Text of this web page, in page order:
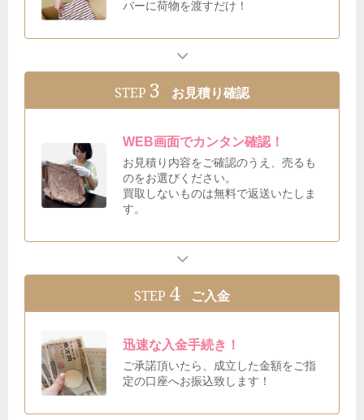
バーに荷物を渡すだけ！
STEP 3 お見積り確認
WEB画面でカンタン確認！
お見積り内容をご確認のうえ、売るも
のをお選びください。
買取しないものは無料で返送いたしま
す。
STEP 4 ご入金
迅速な入金手続き！
ご承諾頂いたら、成立した金額をご指
定の口座へお振込致します！